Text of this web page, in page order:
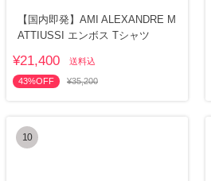
【国内即発】AMI ALEXANDRE M
ATTIUSSI エンボス Tシャツ
¥21,400 送料込
43%OFF ¥35,200
10